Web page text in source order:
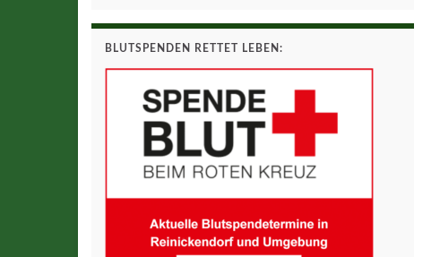
BLUTSPENDEN RETTET LEBEN: